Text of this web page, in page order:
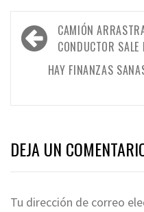
Navegación
de
entradas
CAMIÓN
CONDUCTOR
HAY FINANZAS
DEJA UN
Tu dirección de correo